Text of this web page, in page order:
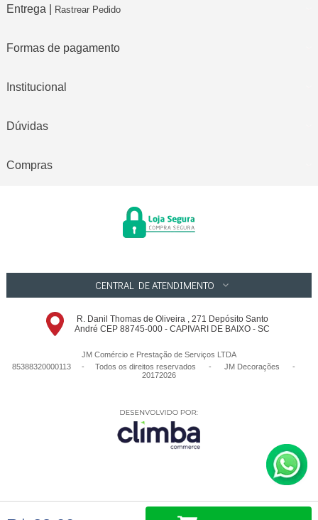
Entrega | Rastrear Pedido
Formas de pagamento
Institucional
Dúvidas
Compras
CENTRAL DE ATENDIMENTO
R. Danil Thomas de Oliveira , 271 Depósito Santo
André CEP 88745-000 - CAPIVARI DE BAIXO - SC
JM Comércio e Prestação de Serviços LTDA
85388320000113 - Todos os direitos reservados
- JM Decorações
-
20172026